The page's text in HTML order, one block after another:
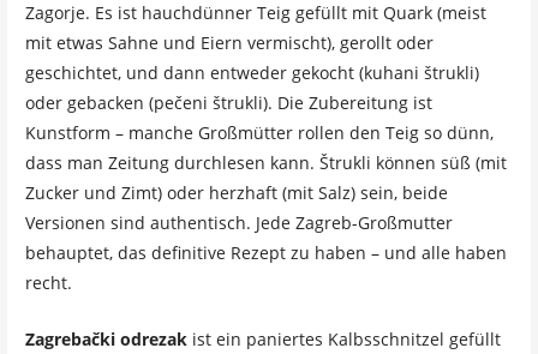
Zagorje. Es ist hauchdünner Teig gefüllt mit Quark (meist
mit etwas Sahne und Eiern vermischt), gerollt oder
geschichtet, und dann entweder gekocht (kuhani štrukli)
oder gebacken (pečeni štrukli). Die Zubereitung ist
Kunstform – manche Großmütter rollen den Teig so dünn,
dass man Zeitung durchlesen kann. Štrukli können süß (mit
Zucker und Zimt) oder herzhaft (mit Salz) sein, beide
Versionen sind authentisch. Jede Zagreb-Großmutter
behauptet, das definitive Rezept zu haben – und alle haben
recht.
Zagrebački odrezakist ein paniertes Kalbsschnitzel gefüllt